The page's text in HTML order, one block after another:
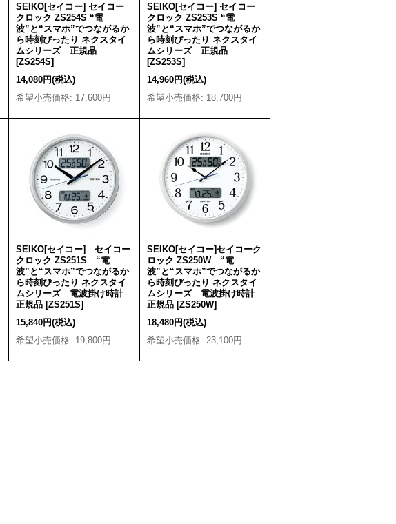
SEIKO[セイコー] セイコー
クロック ZS254S “電
波”と“スマホ”でつながるか
ら時刻ぴったり ネクスタイ
ムシリーズ 正規品
[ZS254S]
14,080円(税込)
希望小売価格: 17,600円
SEIKO[セイコー] セイコー
クロック ZS253S “電
波”と“スマホ”でつながるか
ら時刻ぴったり ネクスタイ
ムシリーズ 正規品
[ZS253S]
14,960円(税込)
希望小売価格: 18,700円
SEIKO[セイコー] セイコー
クロック ZS251S “電
波”と“スマホ”でつながるか
ら時刻ぴったり ネクスタイ
ムシリーズ 電波掛け時計
正規品 [ZS251S]
15,840円(税込)
希望小売価格: 19,800円
SEIKO[セイコー]セイコーク
ロック ZS250W “電
波”と“スマホ”でつながるか
ら時刻ぴったり ネクスタイ
ムシリーズ 電波掛け時計
正規品 [ZS250W]
18,480円(税込)
希望小売価格: 23,100円